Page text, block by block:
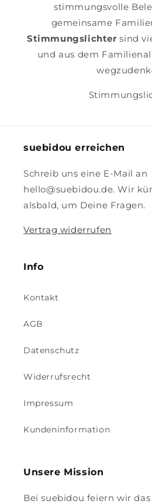
stimmungsvolle
gemeinsame
Stimmungslichter sind
und aus dem
suebidou erreichen
Schreib uns eine E-Mail an
hello@suebidou.de. Wir
alsbald, um Deine Fragen.
Vertrag widerrufen
Info
Kontakt
AGB
Datenschutz
Widerrufsrecht
Impressum
Kundeninformation
Unsere Mission
Bei suebidou feiern wir